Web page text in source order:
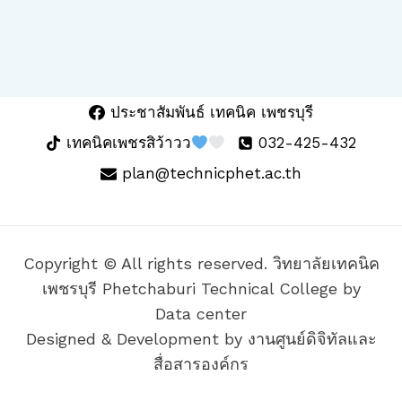
ประชาสัมพันธ์ เทคนิค เพชรบุรี
เทคนิคเพชรสิว้าวว
032-425-432
plan@technicphet.ac.th
Copyright © All rights reserved. วิทยาลัยเทคนิค
เพชรบุรี Phetchaburi Technical College by
Data center
Designed & Development by งานศูนย์ดิจิทัลและ
สื่อสารองค์กร